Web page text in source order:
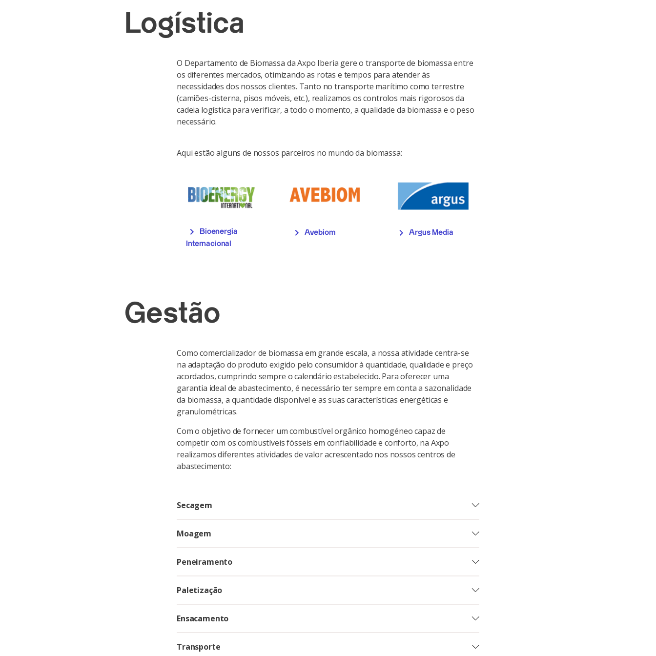
Logística
O Departamento de Biomassa da Axpo Iberia gere o transporte de biomassa entre
os diferentes mercados, otimizando as rotas e tempos para atender às
necessidades dos nossos clientes. Tanto no transporte marítimo como terrestre
(camiões-cisterna, pisos móveis, etc.), realizamos os controlos mais rigorosos da
cadeia logística para verificar, a todo o momento, a qualidade da biomassa e o peso
necessário.
Aqui estão alguns de nossos parceiros no mundo da biomassa:
Bioenergia
Internacional
Avebiom Argus Media
Gestão
Como comercializador de biomassa em grande escala, a nossa atividade centra-se
na adaptação do produto exigido pelo consumidor à quantidade, qualidade e preço
acordados, cumprindo sempre o calendário estabelecido. Para oferecer uma
garantia ideal de abastecimento, é necessário ter sempre em conta a sazonalidade
da biomassa, a quantidade disponível e as suas características energéticas e
granulométricas.
Com o objetivo de fornecer um combustível orgânico homogéneo capaz de
competir com os combustíveis fósseis em confiabilidade e conforto, na Axpo
realizamos diferentes atividades de valor acrescentado nos nossos centros de
abastecimento:
Secagem
Moagem
Peneiramento
Paletização
Ensacamento
Transporte